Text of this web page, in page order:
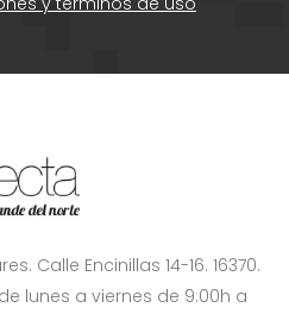
Calle Encinillas 14-16. 16370.
lunes a viernes de 9:00h a